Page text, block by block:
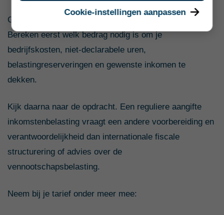
Gebruik € 145 als benchmark, niet als verplicht tarief.
Bereken eerst welk bedrag nodig is om je
bedrijfskosten, niet-declarabele uren,
belastingreserveringen en gewenste inkomen te
dekken.
Kijk daarna naar de opdracht. Een reguliere aangifte
inkomstenbelasting vraagt een andere voorbereiding en
verantwoordelijkheid dan internationale fiscale
structurering of advies over de
vennootschapsbelasting.
Neem bij je tarief onder meer mee:
Cookie-instellingen aanpassen